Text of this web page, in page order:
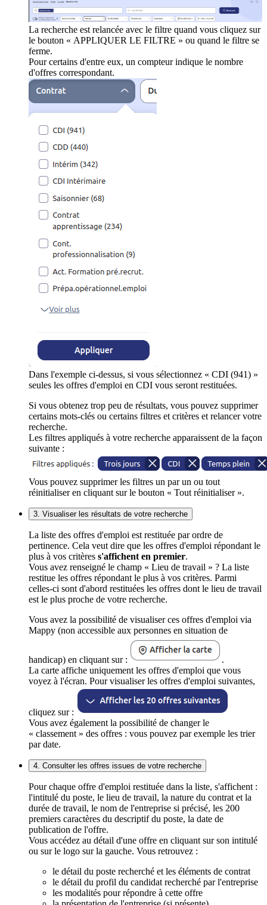
La recherche est relancée avec le filtre quand vous cliquez sur
le bouton « APPLIQUER LE FILTRE » ou quand le filtre se
ferme.
Pour certains d'entre eux, un compteur indique le nombre
d'offres correspondant.
Dans l'exemple ci-dessus, si vous sélectionnez « CDI (941) »
seules les offres d'emploi en CDI vous seront restituées.
Si vous obtenez trop peu de résultats, vous pouvez supprimer
certains mots-clés ou certains filtres et critères et relancer votre
recherche.
Les filtres appliqués à votre recherche apparaissent de la façon
suivante :
Vous pouvez supprimer les filtres un par un ou tout
réinitialiser en cliquant sur le bouton « Tout réinitialiser ».
3. Visualiser les résultats de votre recherche
La liste des offres d'emploi est restituée par ordre de
pertinence. Cela veut dire que les offres d'emploi répondant le
plus à vos critères s'affichent en premier.
Vous avez renseigné le champ « Lieu de travail » ? La liste
restitue les offres répondant le plus à vos critères. Parmi
celles-ci sont d'abord restituées les offres dont le lieu de travail
est le plus proche de votre recherche.
Vous avez la possibilité de visualiser ces offres d'emploi via
Mappy (non accessible aux personnes en situation de
handicap) en cliquant sur :
.
La carte affiche uniquement les offres d'emploi que vous
voyez à l'écran. Pour visualiser les offres d'emploi suivantes,
cliquez sur :
Vous avez également la possibilité de changer le
« classement » des offres : vous pouvez par exemple les trier
par date.
4. Consulter les offres issues de votre recherche
Pour chaque offre d'emploi restituée dans la liste, s'affichent :
l'intitulé du poste, le lieu de travail, la nature du contrat et la
durée de travail, le nom de l'entreprise si précisé, les 200
premiers caractères du descriptif du poste, la date de
publication de l'offre.
Vous accédez au détail d'une offre en cliquant sur son intitulé
ou sur le logo sur la gauche. Vous retrouvez :
le détail du poste recherché et les éléments de contrat
le détail du profil du candidat recherché par l'entreprise
les modalités pour répondre à cette offre